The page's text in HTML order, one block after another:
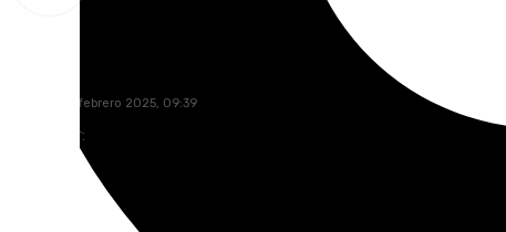
viernes, 28 febrero 2025, 09:39
Compartir: